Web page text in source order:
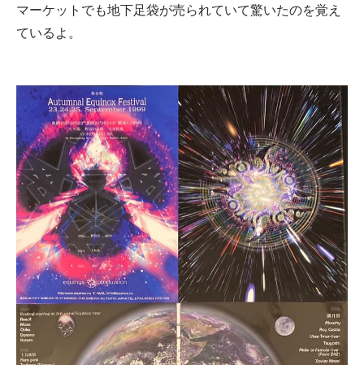
マーケットでも地下足袋が売られていて驚いたのを覚え
ているよ。